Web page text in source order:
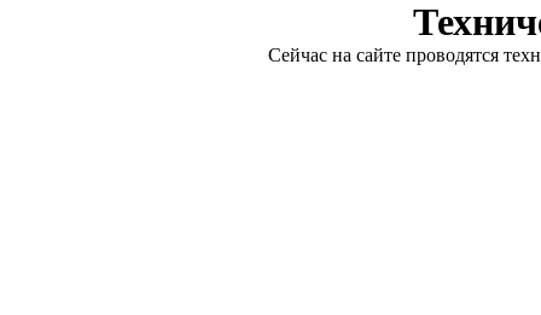
Сейчас на сайте проводятся